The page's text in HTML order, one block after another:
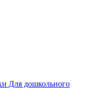
Для дошкольного